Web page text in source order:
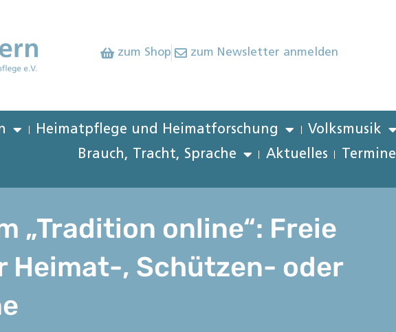
zum Shop zum Newsletter anmelden
Heimatpflege und Heimatforschung Volksmusik
Brauch, Tracht, Sprache
Aktuelles Termine
„Tradition online“: Freie
Heimat-, Schützen- oder